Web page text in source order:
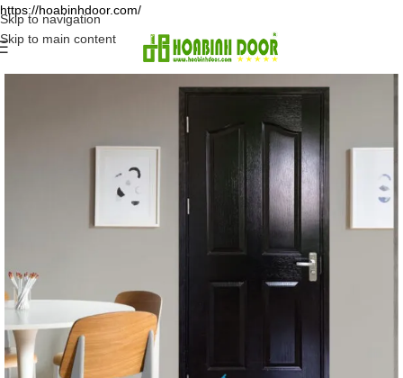
https://hoabinhdoor.com/
Skip to navigation
Skip to main content